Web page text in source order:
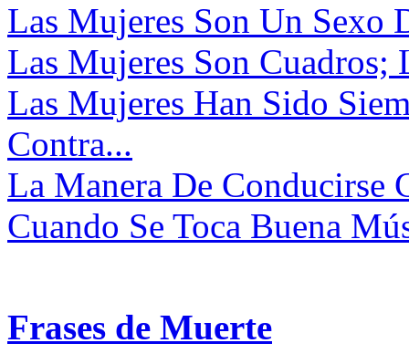
Las Mujeres Son Un Sexo
Las Mujeres Son Cuadros;
Las Mujeres Han Sido
Contra...
La Manera De Conducirse
Cuando Se Toca Buena
Frases de Muerte